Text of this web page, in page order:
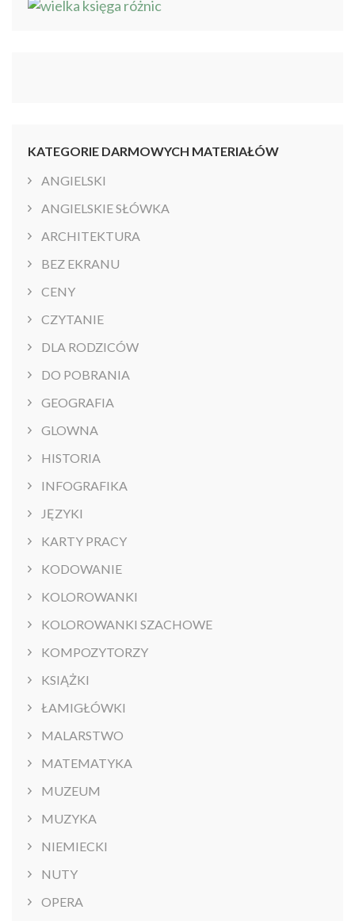
KATEGORIE DARMOWYCH MATERIAŁÓW
ANGIELSKI
ANGIELSKIE SŁÓWKA
ARCHITEKTURA
BEZ EKRANU
CENY
CZYTANIE
DLA RODZICÓW
DO POBRANIA
GEOGRAFIA
GLOWNA
HISTORIA
INFOGRAFIKA
JĘZYKI
KARTY PRACY
KODOWANIE
KOLOROWANKI
KOLOROWANKI SZACHOWE
KOMPOZYTORZY
KSIĄŻKI
ŁAMIGŁÓWKI
MALARSTWO
MATEMATYKA
MUZEUM
MUZYKA
NIEMIECKI
NUTY
OPERA